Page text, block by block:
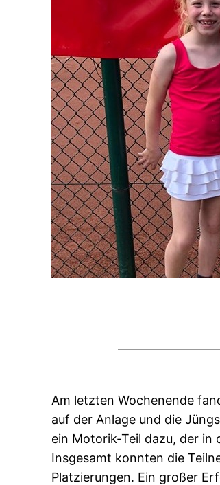
Am letzten Wochenende
auf der Anlage und die
ein Motorik-Teil dazu, der in
Insgesamt konnten die
Platzierungen. Ein großer